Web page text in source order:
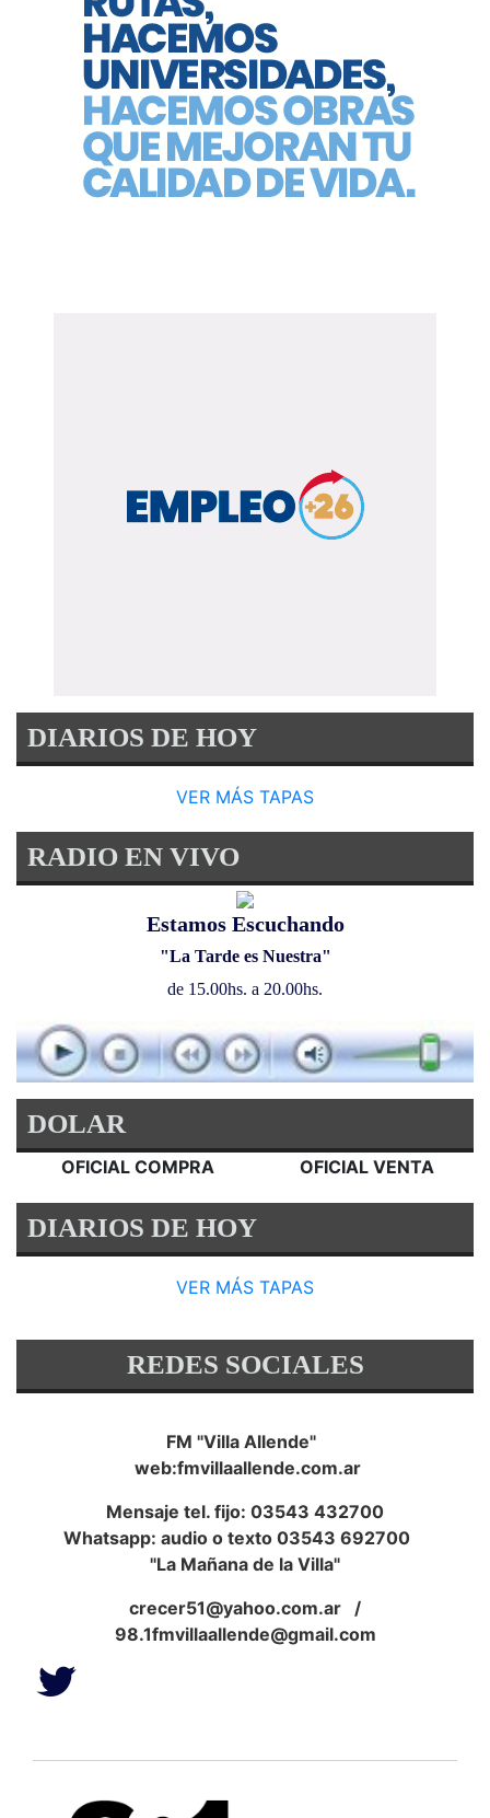
DIARIOS DE HOY
VER MÁS TAPAS
RADIO EN VIVO
Estamos Escuchando
"La Tarde es Nuestra"
de 15.00hs. a 20.00hs.
DOLAR
OFICIAL COMPRA OFICIAL VENTA
DIARIOS DE HOY
VER MÁS TAPAS
REDES SOCIALES
FM "Villa Allende"
web:fmvillaallende.com.ar
Mensaje tel. fijo: 03543 432700
Whatsapp: audio o texto 03543 692700
"La Mañana de la Villa"
crecer51@yahoo.com.ar /
98.1fmvillaallende@gmail.com